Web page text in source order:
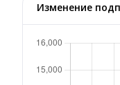
Изменение